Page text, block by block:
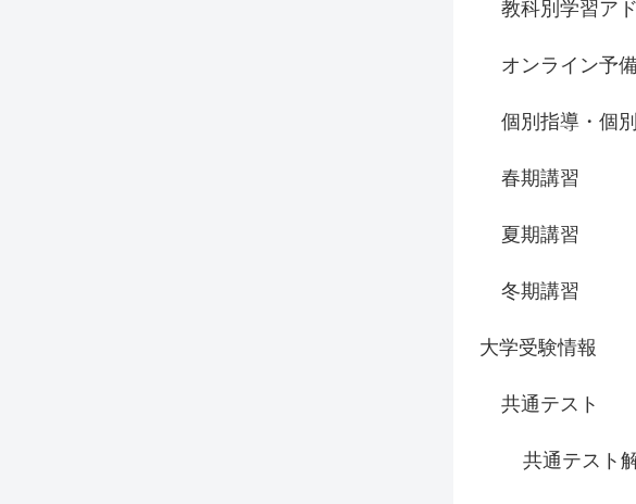
教科別学習ア
オンライン予
個別指導・個
春期講習
夏期講習
冬期講習
大学受験情報
共通テスト
共通テスト